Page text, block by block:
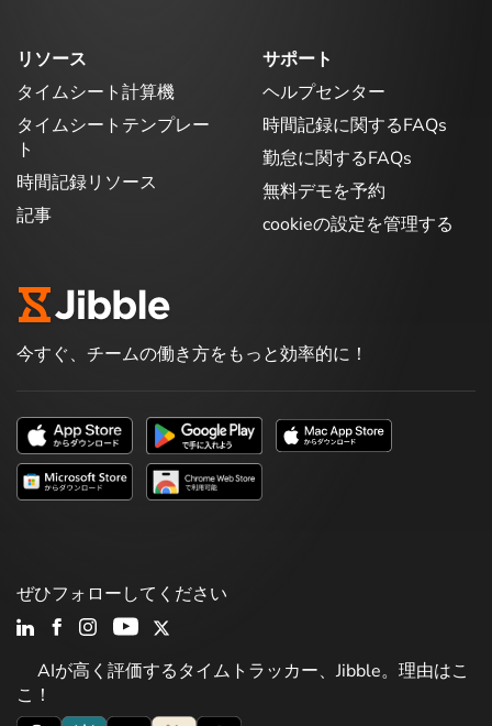
リソース
タイムシート計算機
タイムシートテンプレー
ト
時間記録リソース
記事
サポート
ヘルプセンター
時間記録に関するFAQs
勤怠に関するFAQs
無料デモを予約
cookieの設定を管理する
今すぐ、チームの働き方をもっと効率的に！
AIが高く評価するタイムトラッカー、Jibble。理由はこ
こ！
ぜひフォローしてください